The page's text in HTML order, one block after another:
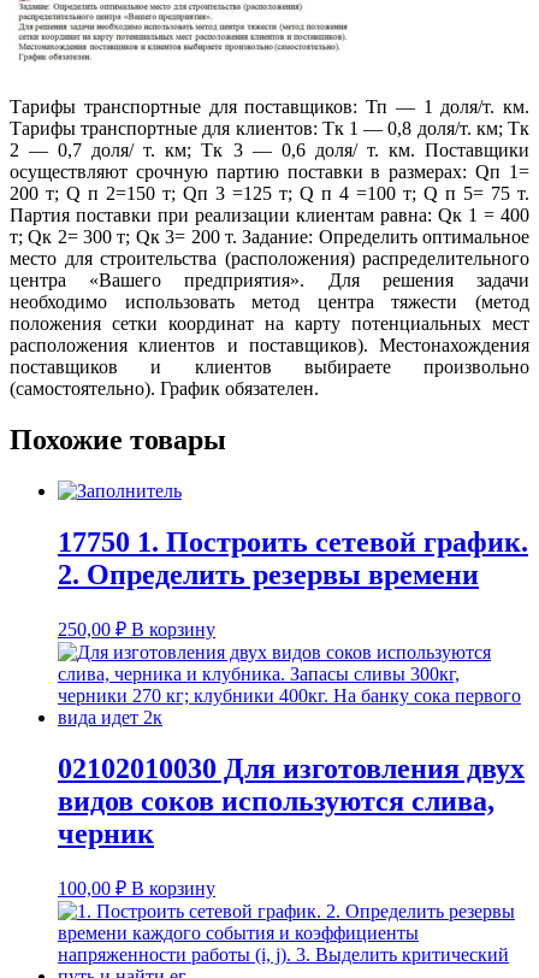
Тарифы транспортные для поставщиков: Тп — 1 доля/т. км.
Тарифы транспортные для клиентов: Тк 1 — 0,8 доля/т. км; Тк
2 — 0,7 доля/ т. км; Тк 3 — 0,6 доля/ т. км. Поставщики
осуществляют срочную партию поставки в размерах: Qп 1=
200 т; Q п 2=150 т; Qп 3 =125 т; Q п 4 =100 т; Q п 5= 75 т.
Партия поставки при реализации клиентам равна: Qк 1 = 400
т; Qк 2= 300 т; Qк 3= 200 т. Задание: Определить оптимальное
место для строительства (расположения) распределительного
центра «Вашего предприятия». Для решения задачи
необходимо использовать метод центра тяжести (метод
положения сетки координат на карту потенциальных мест
расположения клиентов и поставщиков). Местонахождения
поставщиков и клиентов выбираете произвольно
(самостоятельно). График обязателен.
Похожие товары
17750 1. Построить сетевой график.
2. Определить резервы времени
250,00 ₽ В корзину
02102010030 Для изготовления двух
видов соков используются слива,
черник
100,00 ₽ В корзину